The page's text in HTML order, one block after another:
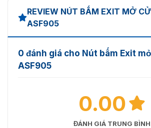
Nút bấm Exit mở cửa Dahua ASF905
phù hợp nhất với đơn vị của mình. Gọi
093.6611.372 để giải đáp mọi thắc mắc
nút bấm exit ASF905!!!
REVIEW NÚT BẤM EXIT MỞ
ASF905
0 đánh giá cho Nút bấm Exit
ASF905
0.00
ĐÁNH GIÁ TRUNG BÌNH